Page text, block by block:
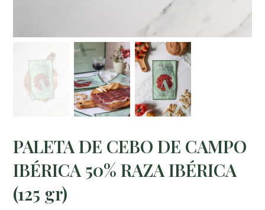
PALETA DE CEBO DE CAMPO
IBÉRICA 50% RAZA IBÉRICA
(125 gr)